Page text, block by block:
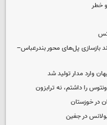
و خطر
بازسازی پل‌های محور بندرعباس–
را داشتم، نه ترابزون
در خوزستان
در جغین